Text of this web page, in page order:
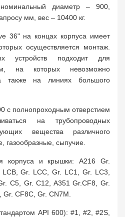
диаметр – 900,
мм, вес – 10400 кг.
36" на концах корпуса имеет
осуществляется монтаж.
устройств подходит для
на которых невозможно
также на линиях большого
с полнопроходным отверстием
на трубопроводных
вещества различного
газообразные, сыпучие.
корпуса и крышки: A216 Gr.
Gr. LCC, Gr. LC1, Gr. LC3,
C5, Gr. C12, A351 Gr.CF8, Gr.
CF8C, Gr. CN7M.
API 600): #1, #2, #2S,